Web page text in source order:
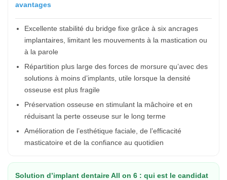
avantages
Excellente stabilité du bridge fixe grâce à six ancrages
implantaires, limitant les mouvements à la mastication ou
à la parole
Répartition plus large des forces de morsure qu’avec des
solutions à moins d’implants, utile lorsque la densité
osseuse est plus fragile
Préservation osseuse en stimulant la mâchoire et en
réduisant la perte osseuse sur le long terme
Amélioration de l’esthétique faciale, de l’efficacité
masticatoire et de la confiance au quotidien
Solution d’implant dentaire All on 6 : qui est le candidat